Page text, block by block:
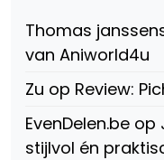
Facebook
Thomas
van Aniworld4u
Zu op Review:
EvenDelen.be op
stijlvol én